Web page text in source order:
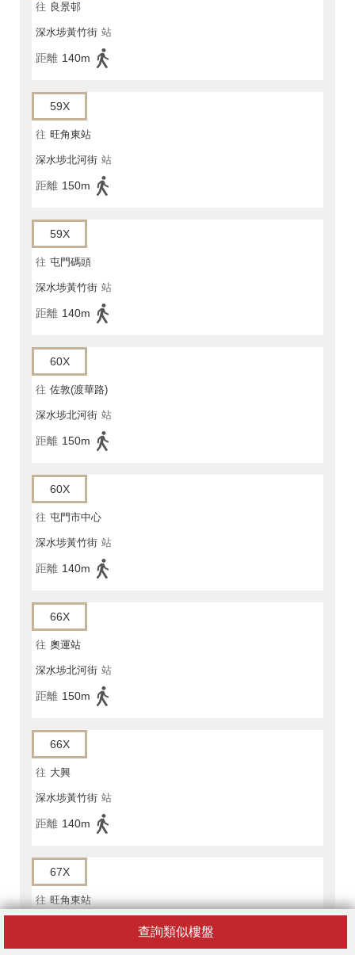
查詢類似樓盤
往 良景邨
深水埗黃竹街 站
距離 140m
59X
往 旺角東站
深水埗北河街 站
距離 150m
59X
往 屯門碼頭
深水埗黃竹街 站
距離 140m
60X
往 佐敦(渡華路)
深水埗北河街 站
距離 150m
60X
往 屯門市中心
深水埗黃竹街 站
距離 140m
66X
往 奧運站
深水埗北河街 站
距離 150m
66X
往 大興
深水埗黃竹街 站
距離 140m
67X
往 旺角東站
距離 150m